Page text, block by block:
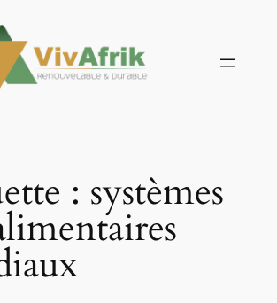
: systèmes